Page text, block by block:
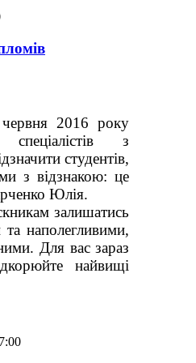
2016 року
з
студентів,
з відзнакою: це
Юлія.
залишатись
наполегливими,
Для вас зараз
найвищі